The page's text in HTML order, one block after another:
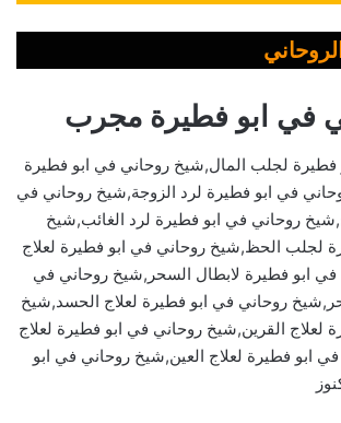
في ابو فطيرة مجرب
لجلب المال,شيخ روحاني في ابو فطيرة
في ابو فطيرة لرد الزوجة,شيخ روحاني في
روحاني في ابو فطيرة لرد الغائب,شيخ
لجلب الحظ,شيخ روحاني في ابو فطيرة لعلاج
ابو فطيرة لابطال السحر,شيخ روحاني في
روحاني في ابو فطيرة لعلاج الحسد,شيخ
لعلاج القرين,شيخ روحاني في ابو فطيرة لعلاج
في ابو فطيرة لعلاج العين,شيخ روحاني في ابو